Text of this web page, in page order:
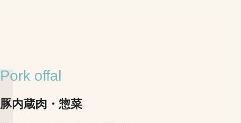
Pork offal
豚内蔵肉・惣菜